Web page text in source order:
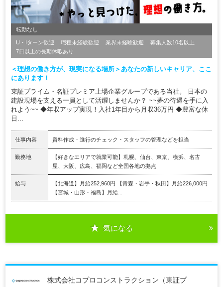
転勤なし
U・Iターン歓迎 職種未経験歓迎 業界未経験歓迎
募集人数10名以上
7日以上の長期休暇あり
＜理想の働き方が、現実になる場所＞あなたの新しいキャリア、ここ
にあります！
東証プライム・名証プレミア上場企業グループである当社。 日本の
建設現場を支える一員として活躍しませんか？ ~~夢の待遇を手に入
れよう~~ ◆年収アップ実現！入社1年目から月収36万円 ◆豊富な休
日...
仕事内容 資料作成・進行のチェック・スタッフの管理などを担当
勤務地
【好きなエリアで就業可能】札幌、仙台、東京、横浜、名古
屋、大阪、広島、福岡など全国各地の拠点
給与
【北海道】月給252,960円 【青森・岩手・秋田】月給226,000円
【宮城・山形・福島】月給...
気になる
株式会社コプロコンストラクション（東証プ